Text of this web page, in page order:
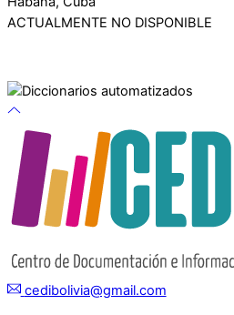
ACTUALMENTE NO DISPONIBLE
cedibolivia@gmail.com